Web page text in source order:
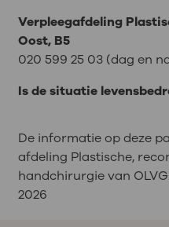
Verpleegafdeling
Oost, B5
020 599 25 03 (dag en
Is de situatie
De informatie op deze
afdeling Plastische,
handchirurgie van
2026